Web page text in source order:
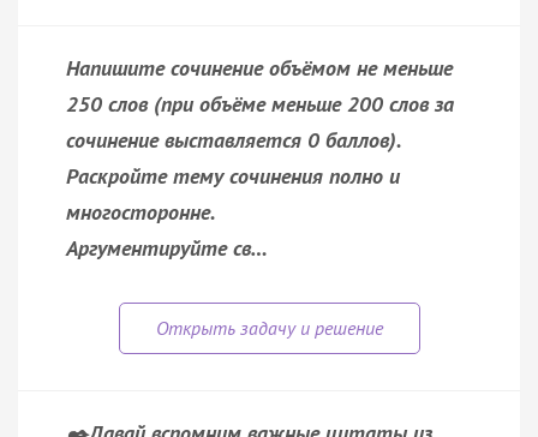
Напишите сочинение объёмом не меньше
250 слов (при объёме меньше 200 слов за
сочинение выставляется 0 баллов).
Раскройте тему сочинения полно и
многосторонне.
Аргументируйте св…